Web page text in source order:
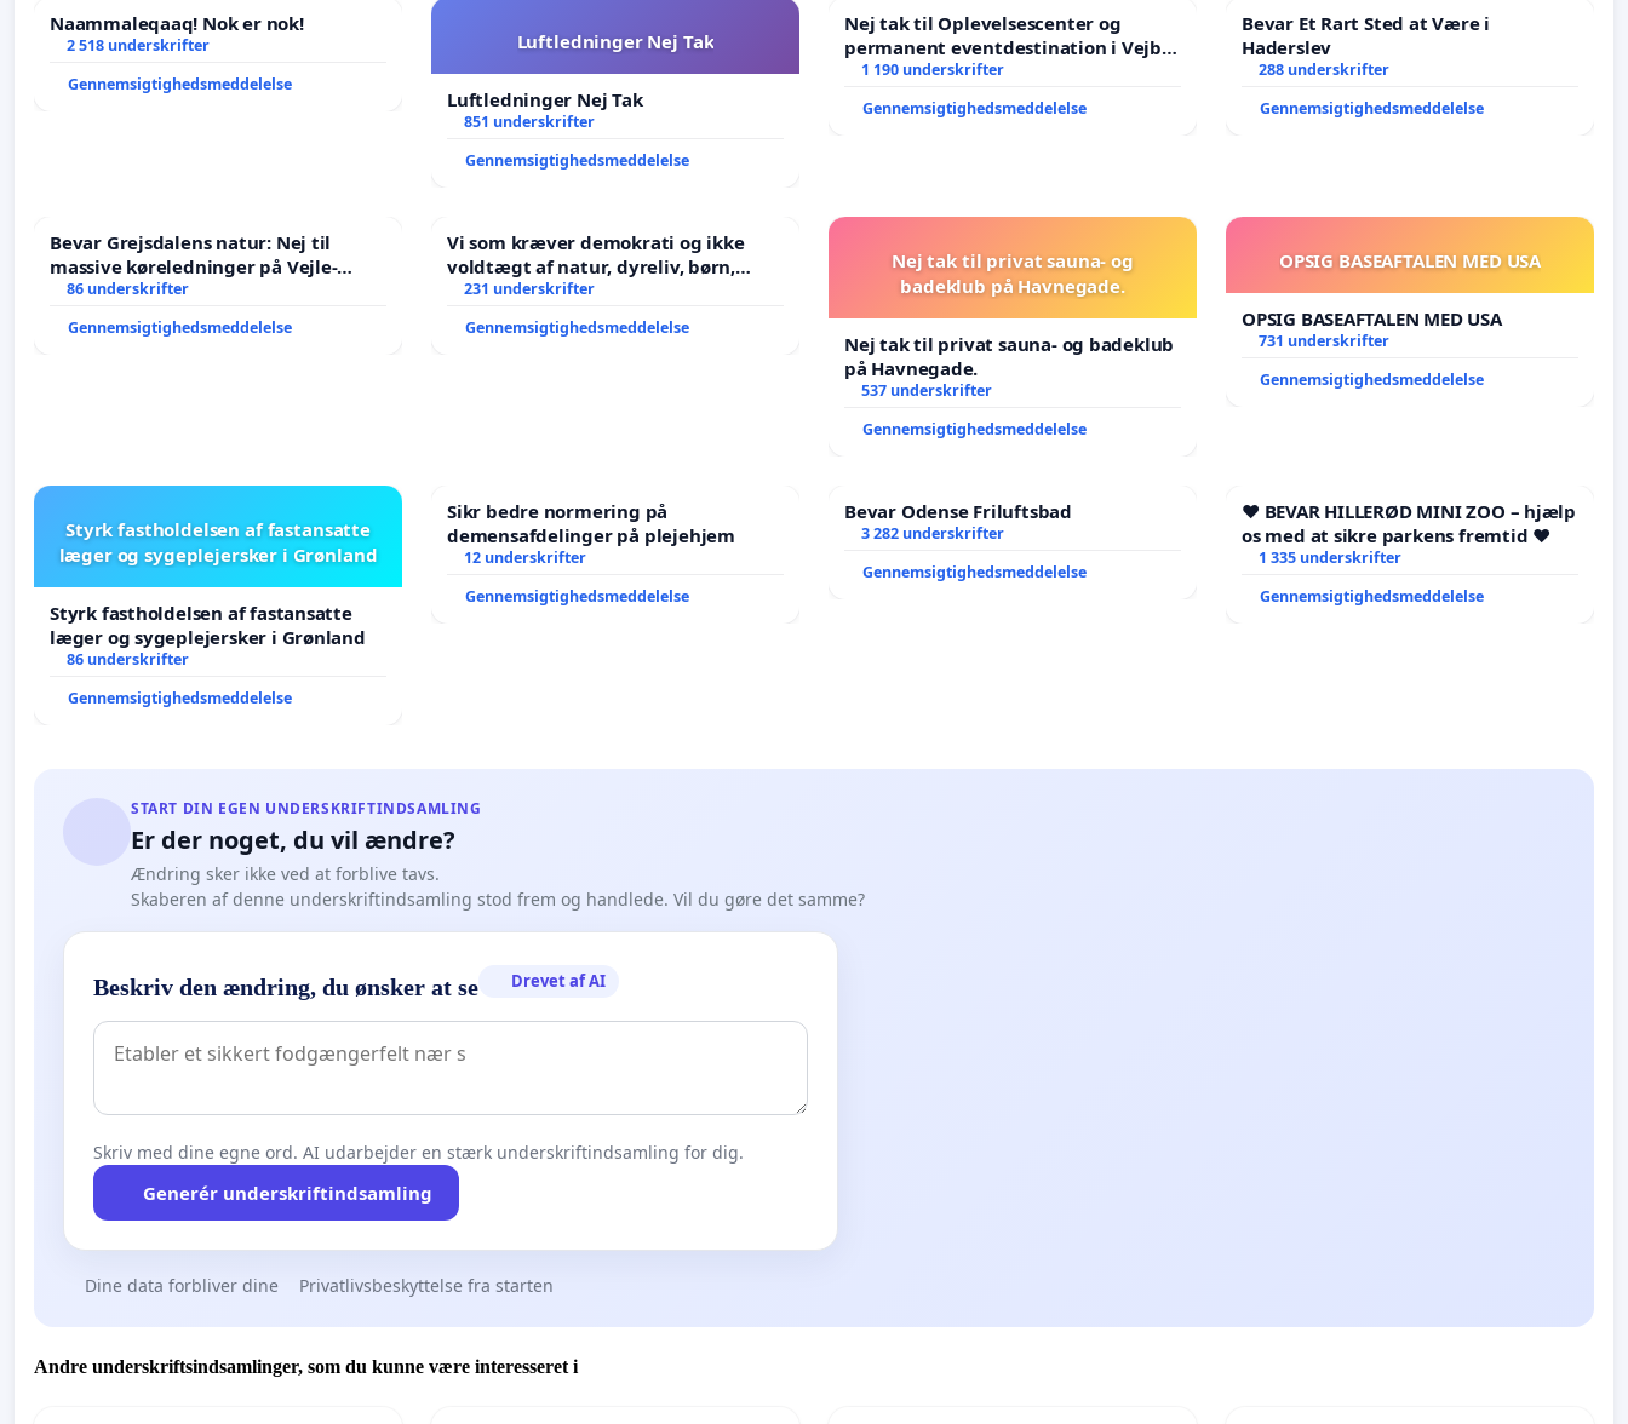
Naammaleqaaq! Nok er nok!
2 518 underskrifter
Gennemsigtighedsmeddelelse
Luftledninger Nej Tak
Luftledninger Nej Tak
851 underskrifter
Gennemsigtighedsmeddelelse
Nej tak til Oplevelsescenter og
permanent eventdestination i Vejby
- Ja tak til et levende lokalområde i
1 190 underskrifter
Gennemsigtighedsmeddelelse
Bevar Et Rart Sted at Være i
Haderslev
288 underskrifter
Gennemsigtighedsmeddelelse
Bevar Grejsdalens natur: Nej til
massive køreledninger på Vejle-
Struer-banen
86 underskrifter
Gennemsigtighedsmeddelelse
Vi som kræver demokrati og ikke
voldtægt af natur, dyreliv, børn,
unge Borgene har sagt NEJ i mange
231 underskrifter
Gennemsigtighedsmeddelelse
Nej tak til privat sauna- og
badeklub på Havnegade.
Nej tak til privat sauna- og badeklub
på Havnegade.
537 underskrifter
Gennemsigtighedsmeddelelse
OPSIG BASEAFTALEN MED USA
OPSIG BASEAFTALEN MED USA
731 underskrifter
Gennemsigtighedsmeddelelse
Styrk fastholdelsen af fastansatte
læger og sygeplejersker i Grønland
Styrk fastholdelsen af fastansatte
læger og sygeplejersker i Grønland
86 underskrifter
Gennemsigtighedsmeddelelse
Sikr bedre normering på
demensafdelinger på plejehjem
12 underskrifter
Gennemsigtighedsmeddelelse
Bevar Odense Friluftsbad
3 282 underskrifter
Gennemsigtighedsmeddelelse
❤️ BEVAR HILLERØD MINI ZOO – hjælp
os med at sikre parkens fremtid ❤️
1 335 underskrifter
Gennemsigtighedsmeddelelse
START DIN EGEN UNDERSKRIFTINDSAMLING
Er der noget, du vil ændre?
Ændring sker ikke ved at forblive tavs.
Skaberen af denne underskriftindsamling stod frem og handlede. Vil du gøre det samme?
Beskriv den ændring, du ønsker at se Drevet af AI
Skriv med dine egne ord. AI udarbejder en stærk underskriftindsamling for dig.
Generér underskriftindsamling
Dine data forbliver dine Privatlivsbeskyttelse fra starten
Andre underskriftsindsamlinger, som du kunne være interesseret i